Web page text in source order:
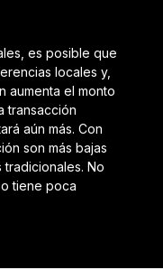
es posible que
locales y,
aumenta el monto
transacción
aún más. Con
son más bajas
No
tiene poca